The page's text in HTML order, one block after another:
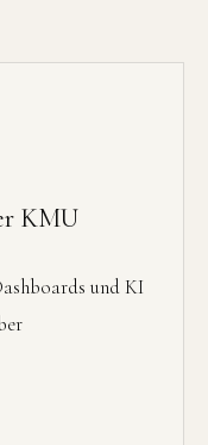
KMU
und KI